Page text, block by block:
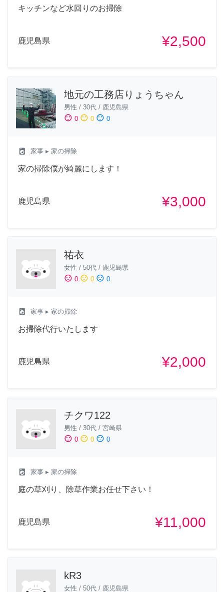
キッチンなど水回りのお掃除
鹿児島県 ¥2,500
地元の工務店りょうちゃん
男性 / 30代 / 鹿児島県
sentiment_satisfied 0 sentiment_neutral 0 sentiment_dissatisfied 0
local_laundry_service 家事 ▸ 家の掃除
家の掃除僕が綺麗にします！
鹿児島県 ¥3,000
祐衣
女性 / 50代 / 鹿児島県
sentiment_satisfied 0 sentiment_neutral 0 sentiment_dissatisfied 0
local_laundry_service 家事 ▸ 家の掃除
お掃除代行いたします
鹿児島県 ¥2,000
チクワ122
男性 / 30代 / 宮崎県
sentiment_satisfied 0 sentiment_neutral 0 sentiment_dissatisfied 0
local_laundry_service 家事 ▸ 家の掃除
庭の草刈り、除草作業お任せ下さい！
鹿児島県 ¥11,000
kR3
女性 / 50代 / 鹿児島県